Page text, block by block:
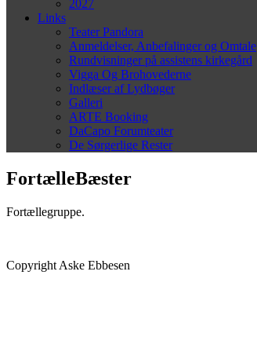
2027
Links
Teater Pandora
Anmeldelser, Anbefalinger og Omtale
Rundvisninger på assistens kirkegård
Vigga Og Brohovederne
Indlæser af Lydbøger
Galleri
ARTE Booking
DaCapo Forumteater
De Sørgerlige Rester
FortælleBæster
Fortællegruppe.
Copyright Aske Ebbesen